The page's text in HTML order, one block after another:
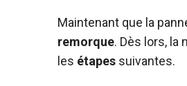
Maintenant que la
remorque. Dès lors, la
les étapes suivantes.